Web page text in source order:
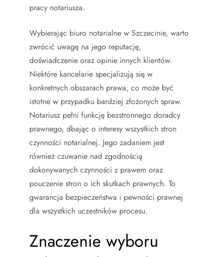
pracy notariusza.
Wybierając biuro notarialne w Szczecinie, warto
zwrócić uwagę na jego reputację,
doświadczenie oraz opinie innych klientów.
Niektóre kancelarie specjalizują się w
konkretnych obszarach prawa, co może być
istotne w przypadku bardziej złożonych spraw.
Notariusz pełni funkcję bezstronnego doradcy
prawnego, dbając o interesy wszystkich stron
czynności notarialnej. Jego zadaniem jest
również czuwanie nad zgodnością
dokonywanych czynności z prawem oraz
pouczenie stron o ich skutkach prawnych. To
gwarancja bezpieczeństwa i pewności prawnej
dla wszystkich uczestników procesu.
Znaczenie wyboru